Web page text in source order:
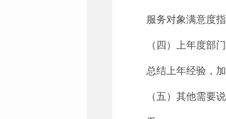
服务对象满意度
（四）上年度部
总结上年经验，
（五）其他需要